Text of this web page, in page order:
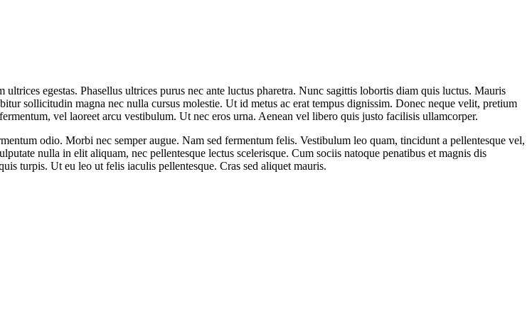
egestas. Phasellus ultrices purus nec ante luctus pharetra. Nunc sagittis lobortis diam quis luctus. Mauris
sollicitudin magna nec nulla cursus molestie. Ut id metus ac erat tempus dignissim. Donec neque velit, pretium
vel laoreet arcu vestibulum. Ut nec eros urna. Aenean vel libero quis justo facilisis ullamcorper.
odio. Morbi nec semper augue. Nam sed fermentum felis. Vestibulum leo quam, tincidunt a pellentesque vel,
nulla in elit aliquam, nec pellentesque lectus scelerisque. Cum sociis natoque penatibus et magnis dis
turpis. Ut eu leo ut felis iaculis pellentesque. Cras sed aliquet mauris.